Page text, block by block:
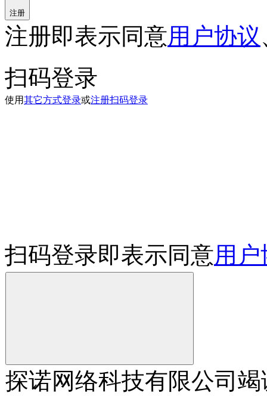
注册
注册即表示同意用户协议
扫码登录
使用其它方式登录或注册扫码登录
扫码登录即表示同意用
探诺网络科技有限公司